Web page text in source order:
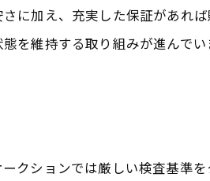
ト
に加え、充実した保証があれ
を維持する取り組みが進んでい
クションでは厳しい検査基準